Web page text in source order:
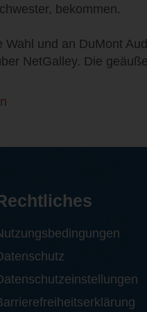
bekommen.
Wahl und an DuMont
NetGalley. Die